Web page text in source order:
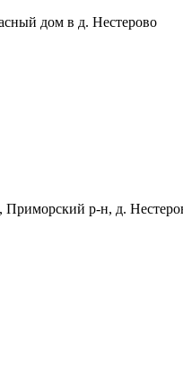
дом в д. Нестерово
Приморский р-н, д.